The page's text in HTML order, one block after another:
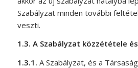
Szabályzat minden további
veszti.
1.3. A Szabályzat közzététele
1.3.1. A Szabályzat, és a